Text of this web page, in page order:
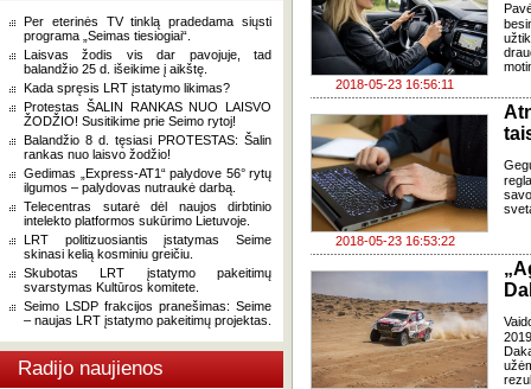
Per eterinės TV tinklą pradedama siųsti
programa „Seimas tiesiogiai“.
Laisvas žodis vis dar pavojuje, tad
balandžio 25 d. išeikime į aikštę.
Kada spręsis LRT įstatymo likimas?
Protestas ŠALIN RANKAS NUO LAISVO
ŽODŽIO! Susitikime prie Seimo rytoj!
Balandžio 8 d. tęsiasi PROTESTAS: Šalin
rankas nuo laisvo žodžio!
Gedimas „Express-AT1“ palydove 56° rytų
ilgumos – palydovas nutraukė darbą.
Telecentras sutarė dėl naujos dirbtinio
intelekto platformos sukūrimo Lietuvoje.
LRT politizuosiantis įstatymas Seime
skinasi kelią kosminiu greičiu.
Skubotas LRT įstatymo pakeitimų
svarstymas Kultūros komitete.
Seimo LSDP frakcijos pranešimas: Seime
– naujas LRT įstatymo pakeitimų projektas.
Radijo naujienos
2018-05-23 16:56:11
2018-05-23 16:53:22